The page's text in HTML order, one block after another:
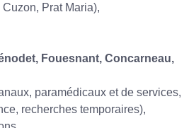
Prat Maria),
Fouesnant, Concarneau,
paramédicaux et de services,
recherches temporaires),